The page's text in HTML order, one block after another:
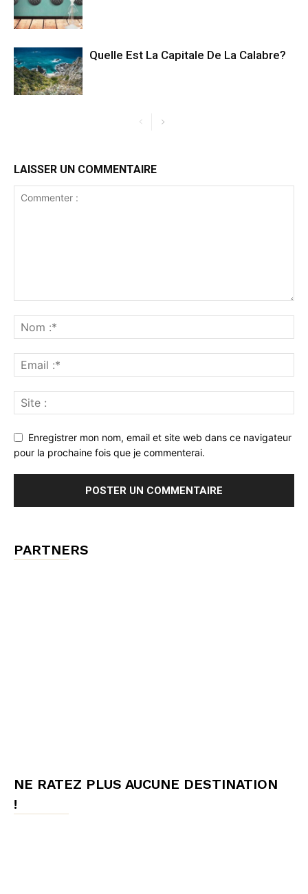
Quelle Est La Capitale De La Calabre?
LAISSER UN COMMENTAIRE
Enregistrer mon nom, email et site web dans ce navigateur
pour la prochaine fois que je commenterai.
PARTNERS
NE RATEZ PLUS AUCUNE DESTINATION
!